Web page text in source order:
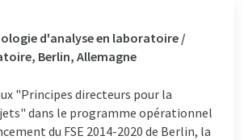
d'analyse en laboratoire /
Berlin, Allemagne
"Principes directeurs pour la
dans le programme opérationnel
du FSE 2014-2020 de Berlin, la